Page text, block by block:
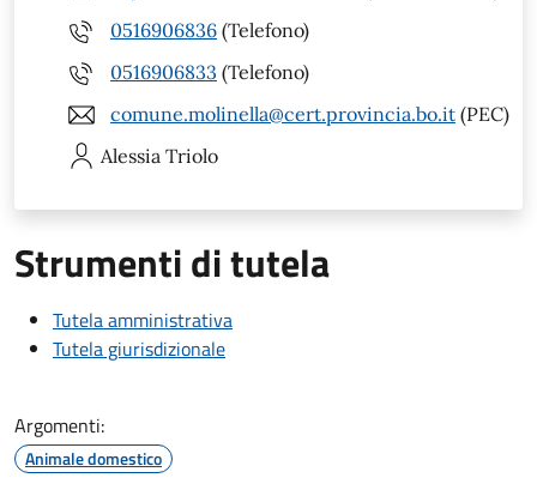
0516906836 (Telefono)
0516906833 (Telefono)
comune.molinella@cert.provincia.bo.it (PEC)
Alessia Triolo
Strumenti di tutela
Tutela amministrativa
Tutela giurisdizionale
Argomenti:
Animale domestico